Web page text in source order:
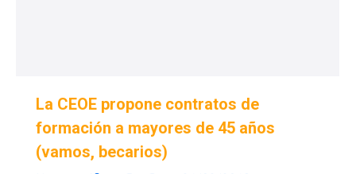
La CEOE propone contratos de
formación a mayores de 45 años
(vamos, becarios)